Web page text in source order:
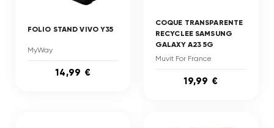
FOLIO STAND VIVO Y35
MyWay
14,99 €
COQUE TRANSPARENTE
RECYCLEE SAMSUNG
GALAXY A23 5G
Muvit For France
19,99 €